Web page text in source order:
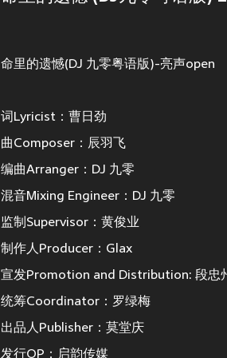
命里的遗憾(DJ 九零粤语版)-亮声open
词Lyricist：曹日劲
曲Composer：辰羽飞
编曲Arranger：DJ 九零
混音Mixing Engineer：DJ 九零
监制Supervisor：黄俊业
制作人Producer：Glax
宣发Promotion and Distribution: 段忠
统筹Coordinator：罗绿梅
出品人Publisher：莫堂庆
发行OP：启韵传媒